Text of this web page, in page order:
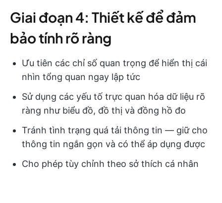
Giai đoạn 4: Thiết kế để đảm
bảo tính rõ ràng
Ưu tiên các chỉ số quan trọng để hiển thị cái
nhìn tổng quan ngay lập tức
Sử dụng các yếu tố trực quan hóa dữ liệu rõ
ràng như biểu đồ, đồ thị và đồng hồ đo
Tránh tình trạng quá tải thông tin — giữ cho
thông tin ngắn gọn và có thể áp dụng được
Cho phép tùy chỉnh theo sở thích cá nhân